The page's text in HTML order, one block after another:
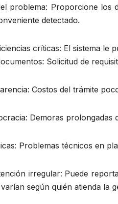
problema: Proporcione los
detectado.
críticas: El sistema le
Solicitud de
Costos del trámite
Demoras prolongadas
Problemas técnicos en
irregular: Puede
según quién atienda la